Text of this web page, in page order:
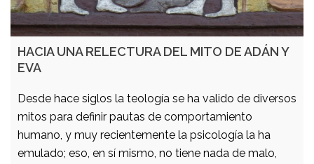
HACIA UNA RELECTURA DEL MITO DE ADÁN Y
EVA
Desde hace siglos la teología se ha valido de diversos
mitos para definir pautas de comportamiento
humano, y muy recientemente la psicología la ha
emulado; eso, en sí mismo, no tiene nada de malo,